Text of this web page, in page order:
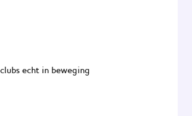
echt in beweging